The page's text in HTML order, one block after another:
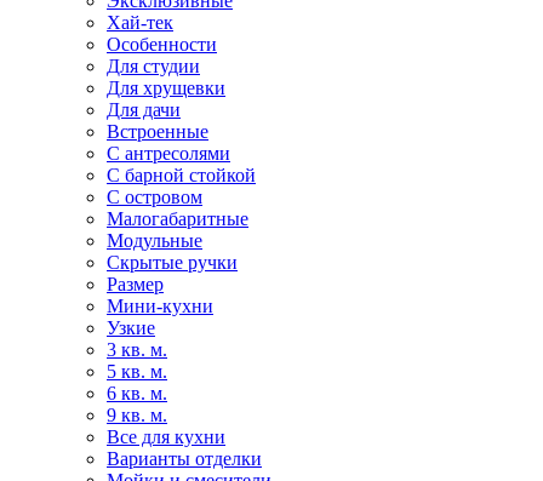
Хай-тек
Особенности
Для студии
Для хрущевки
Для дачи
Встроенные
С антресолями
С барной стойкой
С островом
Малогабаритные
Модульные
Скрытые ручки
Размер
Мини-кухни
Узкие
3 кв. м.
5 кв. м.
6 кв. м.
9 кв. м.
Все для кухни
Варианты отделки